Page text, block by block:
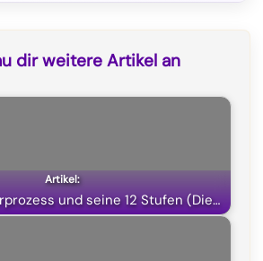
a
m
p
p
T
t
e
dir weitere Artikel an
und seine 12 Stufen (Die…